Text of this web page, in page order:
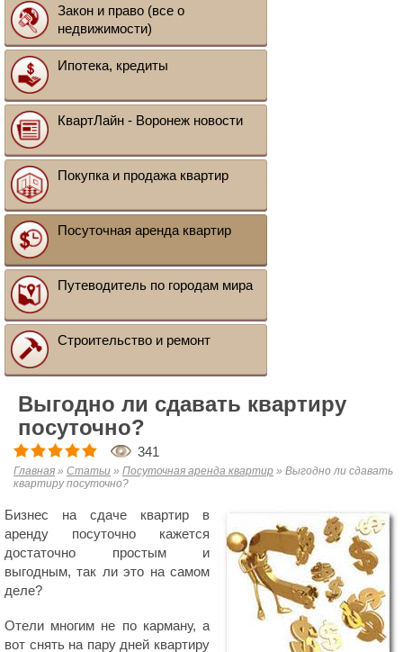
Закон и право (все о
недвижимости)
Ипотека, кредиты
КвартЛайн - Воронеж новости
Покупка и продажа квартир
Посуточная аренда квартир
Путеводитель по городам мира
Строительство и ремонт
Выгодно ли сдавать квартиру
посуточно?
341
Главная » Статьи » Посуточная аренда квартир » Выгодно ли сдавать
квартиру посуточно?
Бизнес на сдаче квартир в
аренду посуточно кажется
достаточно простым и
выгодным, так ли это на самом
деле?
Отели многим не по карману, а
вот снять на пару дней квартиру